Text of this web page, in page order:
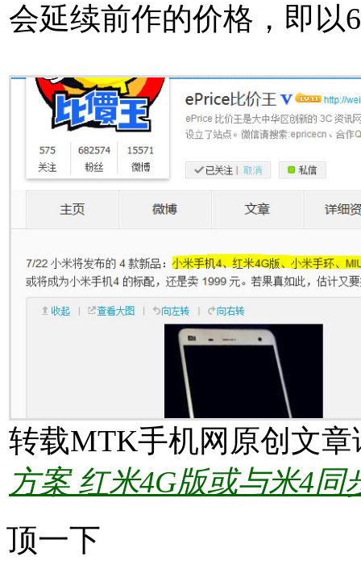
会延续前作的价格，即以
转载MTK手机网原创文
方案 红米4G版或与米4同
顶一下